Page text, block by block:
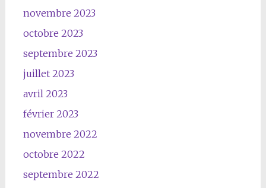
novembre 2023
octobre 2023
septembre 2023
juillet 2023
avril 2023
février 2023
novembre 2022
octobre 2022
septembre 2022